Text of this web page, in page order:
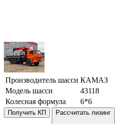
Производитель шасси КАМАЗ
Модель шасси
43118
Колесная формула
6*6
Получить КП Рассчитать лизинг